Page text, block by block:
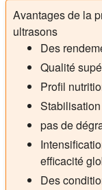
Avantages de la
ultrasons
Des
Qualité
Profil
pas de
efficacité
Des